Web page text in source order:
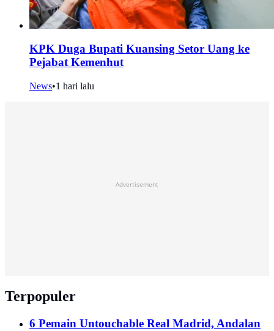
KPK Duga Bupati Kuansing Setor Uang ke
Pejabat Kemenhut
News•1 hari lalu
Advertisement
Terpopuler
6 Pemain Untouchable Real Madrid, Andalan